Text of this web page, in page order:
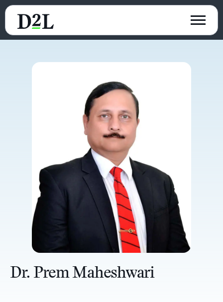
Dr. Prem Maheshwari